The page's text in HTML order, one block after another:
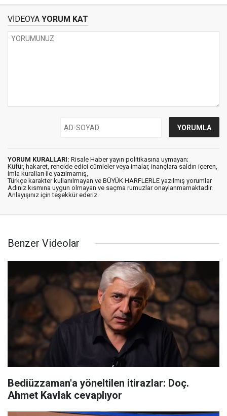
VİDEOYA YORUM KAT
YORUM KURALLARI: Risale Haber yayın politikasına uymayan;
Küfür, hakaret, rencide edici cümleler veya imalar, inançlara saldırı içeren,
imla kuralları ile yazılmamış,
Türkçe karakter kullanılmayan ve BÜYÜK HARFLERLE yazılmış yorumlar
Adınız kısmına uygun olmayan ve saçma rumuzlar onaylanmamaktadır.
Anlayışınız için teşekkür ederiz.
Benzer Videolar
Bediüzzaman'a yöneltilen itirazlar: Doç.
Ahmet Kavlak cevaplıyor